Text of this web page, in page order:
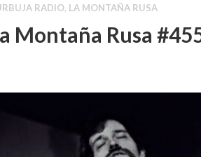
RADIO, LA MONTAÑA RUSA
Montaña Rusa